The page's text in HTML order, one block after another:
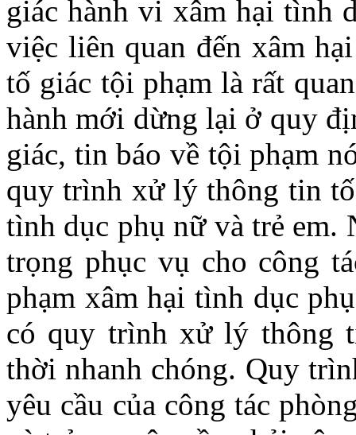
giác hành vi xâm hại tình
việc liên quan đến xâm
tố giác tội phạm là rất
hành mới dừng lại ở quy
giác, tin báo về tội phạm
quy trình xử lý thông tin
tình dục phụ nữ và trẻ em.
trọng phục vụ cho công
phạm xâm hại tình dục
có quy trình xử lý thông
thời nhanh chóng. Quy
yêu cầu của công tác